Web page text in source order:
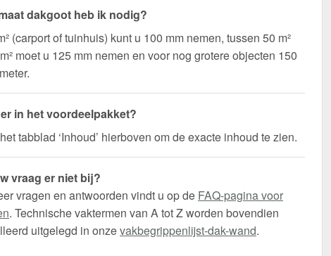
dakgoot heb ik nodig?
(carport of tuinhuis) kunt u 100 mm nemen, tussen 50 m²
moet u 125 mm nemen en voor nog grotere objecten 150
in het voordeelpakket?
tabblad ‘Inhoud’ hierboven om de exacte inhoud te zien.
vraag er niet bij?
vragen en antwoorden vindt u op de FAQ-pagina voor
. Technische vaktermen van A tot Z worden bovendien
uitgelegd in onzevakbegrippenlijst-dak-wand.